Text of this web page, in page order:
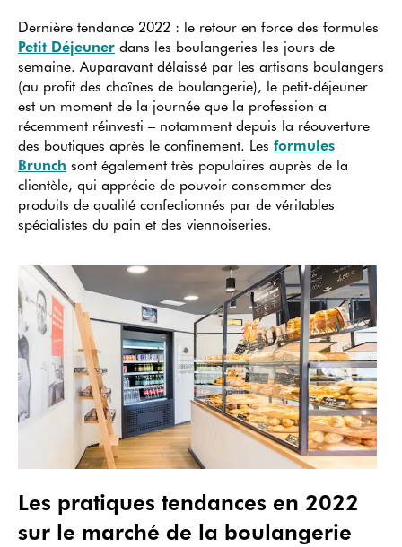
Dernière tendance 2022 : le retour en force des formules
Petit Déjeuner dans les boulangeries les jours de
semaine. Auparavant délaissé par les artisans boulangers
(au profit des chaînes de boulangerie), le petit-déjeuner
est un moment de la journée que la profession a
récemment réinvesti – notamment depuis la réouverture
des boutiques après le confinement. Les formules
Brunch sont également très populaires auprès de la
clientèle, qui apprécie de pouvoir consommer des
produits de qualité confectionnés par de véritables
spécialistes du pain et des viennoiseries.
Les pratiques tendances en 2022
sur le marché de la boulangerie